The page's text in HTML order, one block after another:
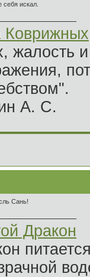
искал.
жалость
А. С.
Сань!
Дракон